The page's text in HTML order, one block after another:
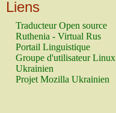
Liens
Traducteur Open source
Ruthenia - Virtual Rus
Portail Linguistique
Groupe d'utilisateur Linux
Ukrainien
Projet Mozilla Ukrainien